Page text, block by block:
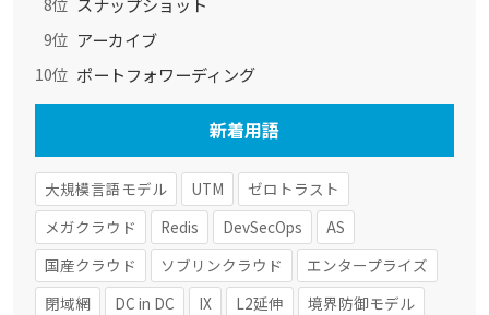
9位 アーカイブ
10位 ポートフォワーディング
新着用語
大規模言語モデル UTM
ゼロトラスト
メガクラウド
Redis DevSecOps
AS
国産クラウド
ソブリンクラウド
エンタープライズ
閉域網
DC in DC IX L2延伸
境界防御モデル